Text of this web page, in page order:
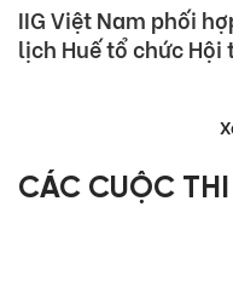
IIG Việt Nam phối
lịch Huế tổ chức Hội
tiếng Anh- Bí
CÁC CUỘC THI